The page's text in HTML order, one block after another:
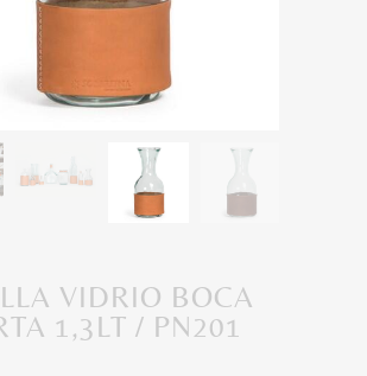
VIDRIO BOCA
1,3LT / PN201